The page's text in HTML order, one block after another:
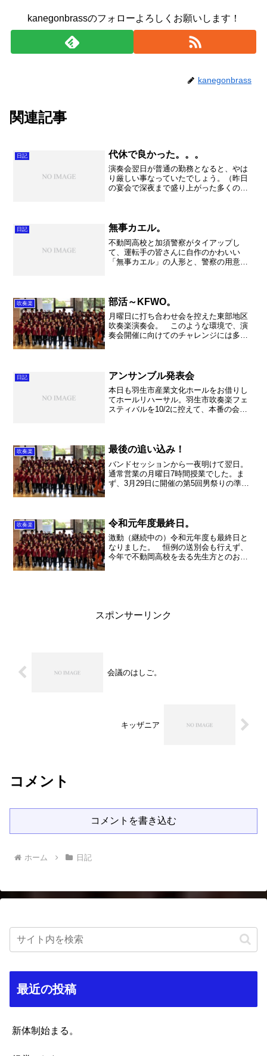
kanegonbrassのフォローよろしくお願いします！
kanegonbrass
関連記事
日記 代休で良かった。。。
演奏会翌日が普通の勤務となると、やは
り厳しい事なっていたでしょう。（昨日
の宴会で深夜まで盛り上がった多くの人
電を逃して金子家にお泊り...
日記 無事カエル。
不動岡高校と加須警察がタイアップし
て、運転手の皆さんに自作のかわいい
「無事カエル」の人形と、警察の用意し
る旗を振って止めての配布でし...
吹奏楽 部活～KFWO。
月曜日に打ち合わせ会を控えた東部地区
吹奏楽演奏会。 このような環境で、演
奏会開催に向けてのチャレンジには多く
れこそリーダーの役割だと...
日記 アンサンブル発表会
本日も羽生市産業文化ホールをお借りし
てホールリハーサル。羽生市吹奏楽フェ
スティバルを10/2に控えて、本番の会場
しいホールで...
吹奏楽 最後の追い込み！
バンドセッションから一夜明けて翌日。
通常営業の月曜日7時間授業でした。ま
ず、3月29日に開催の第5回男祭りの準備
待！ちなみに、他の作...
吹奏楽 令和元年度最終日。
激動（継続中の）令和元年度も最終日と
なりました。 恒例の送別会も行えず、
今年で不動岡高校を去る先生方とのお別
スポンサーリンク
会議のはしご。
キッザニア
コメント
コメントを書き込む
ホーム 日記
最近の投稿
新体制始まる。